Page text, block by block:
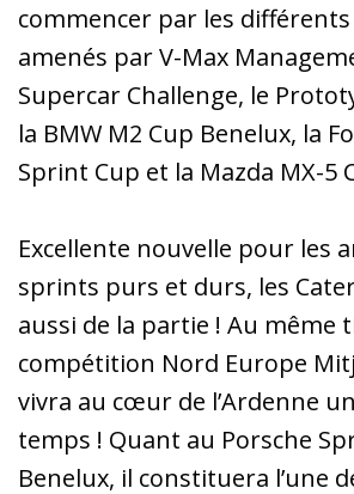
commencer par les
amenés par V-Max
Supercar Challenge, le
la BMW M2 Cup Benelux, la
Sprint Cup et la Mazda MX-5
Excellente nouvelle pour les
sprints purs et durs, les
aussi de la partie ! Au même
compétition Nord Europe
vivra au cœur de l’Ardenne
temps ! Quant au Porsche
Benelux, il constituera l’une